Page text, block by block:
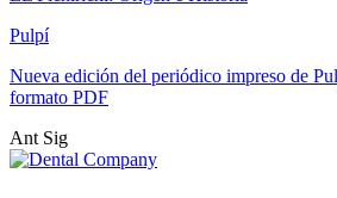
Pulpí
Nueva edición del periódico impreso de
formato PDF
Ant Sig